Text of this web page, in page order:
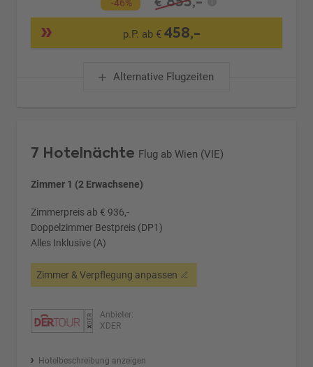
-46%
p.P. ab € 458,-
Alternative Flugzeiten
7 Hotelnächte Flug ab Wien (VIE)
Zimmer 1 (2 Erwachsene)
Zimmerpreis ab € 936,-
Doppelzimmer Bestpreis (DP1)
Alles Inklusive (A)
Zimmer & Verpflegung anpassen
Anbieter:
XDER
Hotelbeschreibung anzeigen